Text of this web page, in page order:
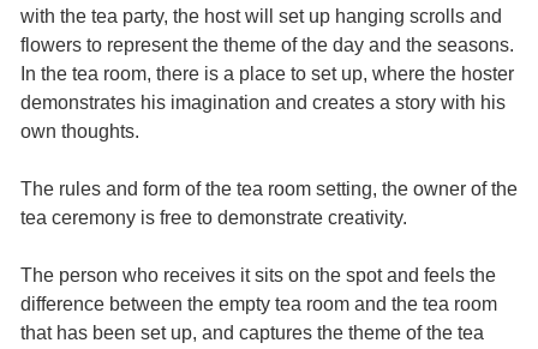
with the tea party, the host will set up hanging scrolls and
flowers to represent the theme of the day and the seasons.
In the tea room, there is a place to set up, where the hoster
demonstrates his imagination and creates a story with his
own thoughts.
The rules and form of the tea room setting, the owner of the
tea ceremony is free to demonstrate creativity.
The person who receives it sits on the spot and feels the
difference between the empty tea room and the tea room
that has been set up, and captures the theme of the tea